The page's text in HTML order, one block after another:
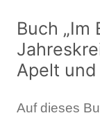
Buch „Im
Apelt
Auf dieses